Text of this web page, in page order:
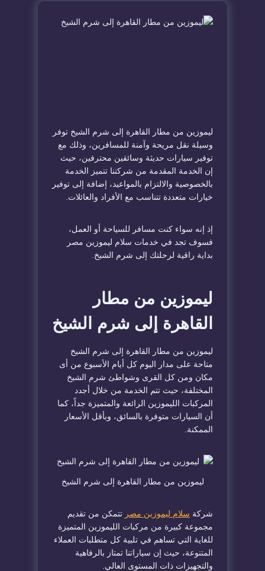
ليموزين من مطار القاهرة إلى شرم الشيخ توفر
وسيلة نقل مريحة وآمنة للمسافرين، وذلك مع
توفير سيارات حديثة وسائقين محترفين، حيث
إن الخدمة المقدمة من شركتنا تتميز الخدمة
بالخصوصية والالتزام بالمواعيد، إضافة إلى توفير
خيارات متعددة تتناسب مع الأفراد والعائلات.
إذ إنه سواء كنت مسافر للسياحة أو العمل،
فسوف تجد في خدمات سلام ليموزين مصر
بداية راقية لرحلتك إلى شرم الشيخ.
ليموزين من مطار
القاهرة إلى شرم الشيخ
ليموزين من مطار القاهرة إلى شرم الشيخ
متاحة على مدار اليوم كل أيام الأسبوع من أى
مكان ومن كل القرى وشواطئ شرم الشيخ
المختلفة، حيث تتم الخدمة من خلال أجدد
المركبات الليموزين الرائعة والمتميزة جداً، كما
أن السيارات متوفرة بالسائق، وبأقل الأسعار
الممكنة.
ليموزين من مطار القاهرة إلى شرم الشيخ
شركة سلام ليموزين مصر تتمكن من تقديم
مجموعة كبيرة من مركبات الليموزين المتميزة
للغاية التي تساهم في تلبية كل متطلبات العملاء
المتنوعة، حيث إن سياراتنا تمتاز بالرفاهية
والتجهيزات ذات المستوى العالي.